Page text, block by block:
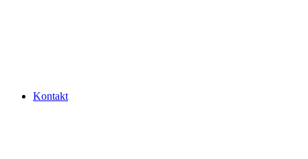
Kontakt